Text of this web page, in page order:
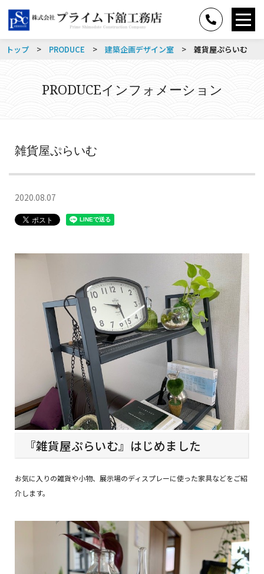
トップ > PRODUCE > 建築企画デザイン室 > 雑貨屋ぷらいむ
PRODUCEインフォメーション
雑貨屋ぷらいむ
2020.08.07
『雑貨屋ぷらいむ』はじめました
お気に入りの雑貨や小物、展示場のディスプレーに使った家具などをご紹
介します。